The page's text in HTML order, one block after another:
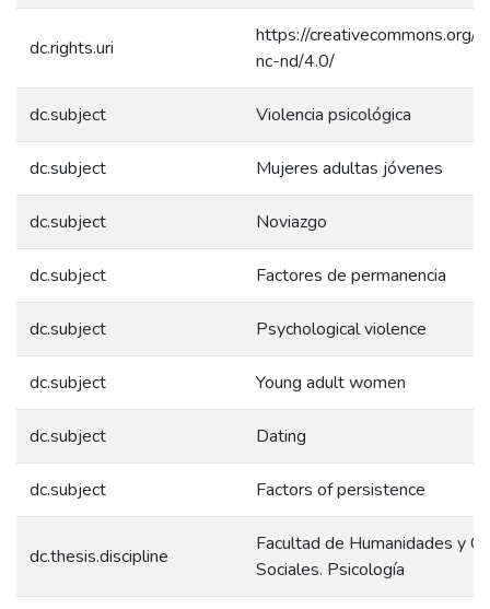
dc.rights.uri
https://creativecommons.org/
nc-nd/4.0/
dc.subject Violencia psicológica
dc.subject Mujeres adultas jóvenes
dc.subject Noviazgo
dc.subject Factores de permanencia
dc.subject Psychological violence
dc.subject Young adult women
dc.subject Dating
dc.subject Factors of persistence
dc.thesis.discipline
Facultad de Humanidades y
Sociales. Psicología